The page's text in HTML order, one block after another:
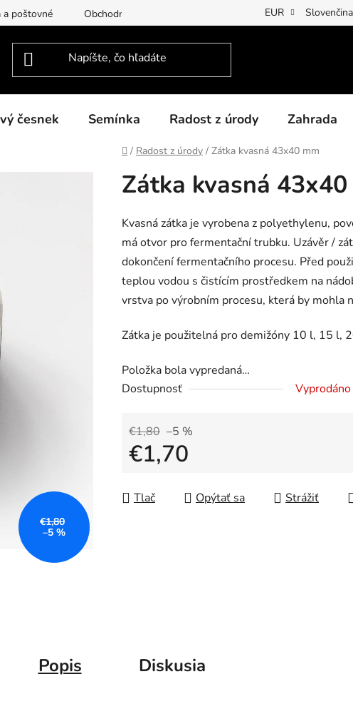
a poštovné Obchodní podmínky Podmínky ochrany osobních údajů
EUR Slovenčina
česnek Semínka Radost z úrody Zahrada
Domov
/ Radost z úrody / Zátka kvasná 43x40 mm
Zátka kvasná
Kvasná zátka je vyrobena z polyethylenu,
má otvor pro fermentační trubku. Uzávěr /
dokončení fermentačního procesu. Před
teplou vodou s čistícím prostředkem na
vrstva po výrobním procesu, která by mohla
Zátka je použitelná pro demižóny 10 l, 15 l,
Položka bola vypredaná…
Dostupnosť
Vyprodáno
€1,80 –5 %
€1,70
Tlač
Opýtať sa Strážiť
€1,80
–5 %
Popis Diskusia